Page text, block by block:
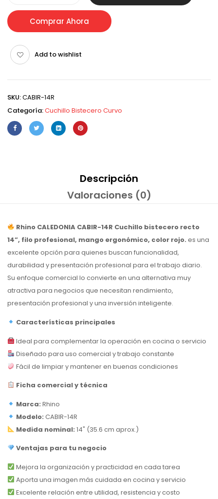
Comprar Ahora
Add to wishlist
SKU:CABIR-14R
Categoría:Cuchillo Bistecero Curvo
Descripción
Valoraciones (0)
Rhino CALEDONIA CABIR-14R Cuchillo bistecero recto
14”, filo profesional, mango ergonómico, color rojo. es una
excelente opción para quienes buscan funcionalidad,
durabilidad y presentación profesional para el trabajo diario.
Su enfoque comercial lo convierte en una alternativa muy
atractiva para negocios que necesitan rendimiento,
presentación profesional y una inversión inteligente.
Características principales
Ideal para complementar la operación en cocina o servicio
Diseñado para uso comercial y trabajo constante
Fácil de limpiar y mantener en buenas condiciones
Ficha comercial y técnica
Marca: Rhino
Modelo: CABIR-14R
Medida nominal: 14" (35.6 cm aprox.)
Ventajas para tu negocio
Mejora la organización y practicidad en cada tarea
Aporta una imagen más cuidada en cocina y servicio
Excelente relación entre utilidad, resistencia y costo